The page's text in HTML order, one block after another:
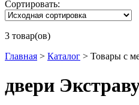
Сортировать:
3 товар(ов)
Главная > Каталог > Товары с
двери